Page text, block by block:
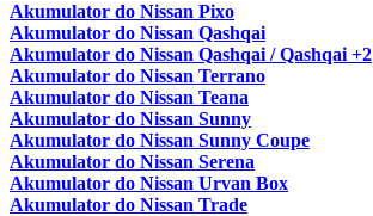
Akumulator do Nissan Pixo
Akumulator do Nissan Qashqai
Akumulator do Nissan Qashqai / Qashqai +2
Akumulator do Nissan Terrano
Akumulator do Nissan Teana
Akumulator do Nissan Sunny
Akumulator do Nissan Sunny Coupe
Akumulator do Nissan Serena
Akumulator do Nissan Urvan Box
Akumulator do Nissan Trade